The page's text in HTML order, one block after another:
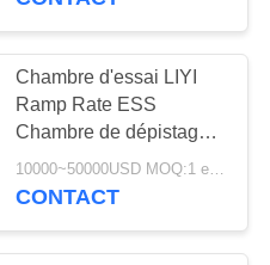
de
Chambre d'essai LIYI
Ramp Rate ESS
Chambre de dépistage
du stress
environnemental
10000~50000USD MOQ:1 ensemble
CONTACT